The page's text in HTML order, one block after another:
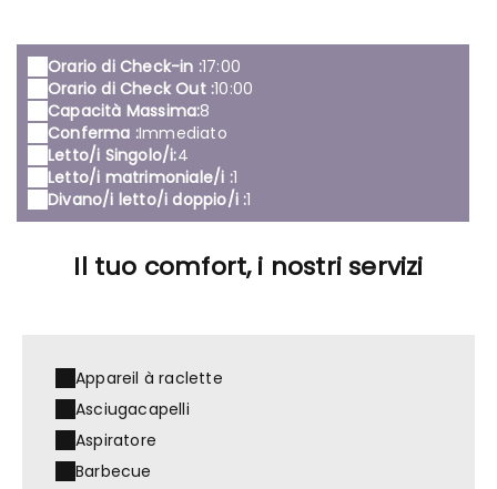
Orario di Check-in :17:00
Orario di Check Out :10:00
Capacità Massima:8
Conferma :Immediato
Letto/i Singolo/i:4
Letto/i matrimoniale/i :1
Divano/i letto/i doppio/i :1
Il tuo comfort, i nostri servizi
Appareil à raclette
Asciugacapelli
Aspiratore
Barbecue